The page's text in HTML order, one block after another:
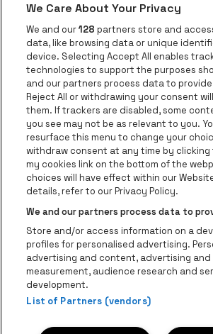
Nieuws
Instagram
Facebook
Threads
Tiktok
Ga naar de website van
Ga naar de
Ga naar de website
Ga naar de website van
Ga
Ga naar deGa
be•at Business is een deel
Be-At Venues
Schijnpoortweg 119, 2170
BTW (BE) 0461.051.688 - RPR
BNP Paribas Fortis - IBAN: BE93
GEBABEBB
We Care About Your Privacy
We and our128 partners store and
data, like browsing data or unique
device. Selecting Accept All enables
technologies to support the purposes
and our partners process data to
Reject All or withdrawing your consent
them. If trackers are disabled, some
you see may not be as relevant to you.
resurface this menu to change your
withdraw consent at any time by clicking
my cookies link on the bottom of the
choices will have effect within our
details, refer to our Privacy Policy.
We and our partners process data to
Store and/or access information on a
profiles for personalised advertising.
advertising and content, advertising
measurement, audience research and
development.
List of Partners (vendors)